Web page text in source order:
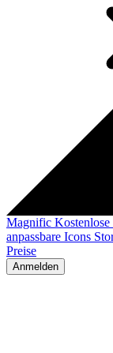
Magnific
anpassbare Icons
Preise
Anmelden